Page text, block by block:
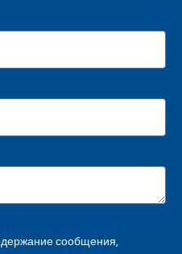
сообщения,